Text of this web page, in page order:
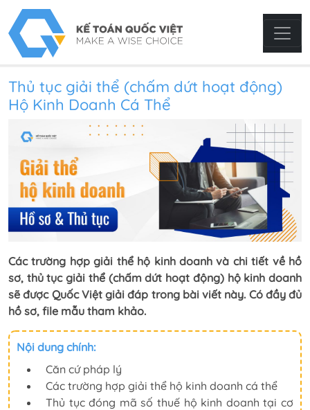
Thủ tục giải thể (chấm dứt hoạt động)
Hộ Kinh Doanh Cá Thể
Các trường hợp giải thể hộ kinh doanh và chi tiết về hồ
sơ, thủ tục giải thể (chấm dứt hoạt động) hộ kinh doanh
sẽ được Quốc Việt giải đáp trong bài viết này. Có đầy đủ
hồ sơ, file mẫu tham khảo.
Nội dung chính:
Căn cứ pháp lý
Các trường hợp giải thể hộ kinh doanh cá thể
Thủ tục đóng mã số thuế hộ kinh doanh tại cơ